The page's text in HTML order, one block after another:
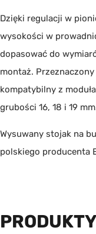
Dzięki regulacji w
wysokości w
dopasować do
montaż.
kompatybilny z
grubości 16, 18 i 19
Wysuwany stojak na
polskiego producenta